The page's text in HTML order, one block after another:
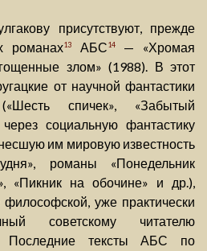
присутствуют, прежде
романах13АБС14— «Хромая
злом» (1988). В этот
от научной фантастики
спичек», «Забытый
социальную фантастику
им мировую известность
романы «Понедельник
«Пикник на обочине» и др.),
философской, уже практически
советскому читателю
Последние тексты АБС по